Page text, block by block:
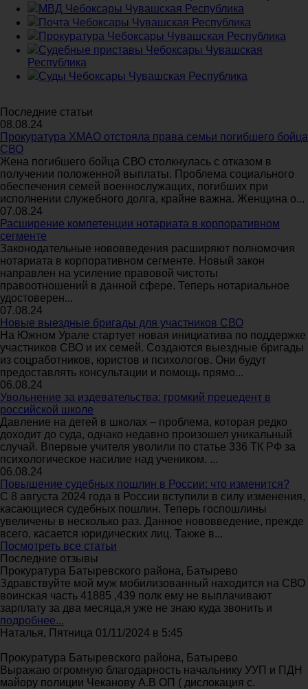
МВД Чебоксары Чувашская Республика
Почта Чебоксары Чувашская Республика
Прокуратура Чебоксары Чувашская Республика
Судебные приставы Чебоксары Чувашская
Республика
Суды Чебоксары Чувашская Республика
Последние статьи
08.08.24
Прокуратура ХМАО отстояла права семьи погибшего бойца
СВО
Жена погибшего бойца СВО столкнулась с отказом в
получении положенной выплаты. Проблема социального
обеспечения семей военнослужащих, погибших при
исполнении служебного долга, крайне важна. Женщина о...
07.08.24
Расширение компетенции нотариата в корпоративном
сегменте
Законодательные нововведения расширяют полномочия
нотариата в корпоративном сегменте. Новый закон
направлен на усиление правовой чистоты
правоотношений в данной сфере. Теперь нотариальное
удостоверен...
07.08.24
Новые выездные бригады для участников СВО
На Южном Урале стартует новая инициатива по поддержке
участников СВО и их семей. Создаются выездные бригады
из соцработников, юристов и психологов. Они будут
предоставлять консультации и помощь прямо...
06.08.24
Увольнение за издевательства: громкий прецедент в
российской школе
Давление на детей в школах – проблема, которая редко
доходит до суда, однако недавно произошел уникальный
случай. Впервые учителя уволили по статье 336 ТК РФ за
психологическое насилие над учеником. ...
06.08.24
Повышение судебных пошлин в России: что изменится?
С 8 августа 2024 года в России вступили в силу изменения,
касающиеся судебных пошлин. Теперь госпошлины
увеличены в несколько раз. Данное нововведение, прежде
всего, касается юридических лиц. Также в...
Посмотреть все статьи
Последние отзывы
Прокуратура Батыревского района, Батырево
Здравствуйте мой муж мобилизованный находится на СВО
воинская часть 41885 ,439 полк ему не выплачивают
зарплату за два месяца,я уже не знаю куда звонить и
подробнее...
Наталья, Пятница 01/11/2024 в 5:45
Прокуратура Батыревского района, Батырево
Выражаю огромную благодарность начальнику УУП и ПДН
майору полиции Чеканову А.В ОП ( дислокация с.